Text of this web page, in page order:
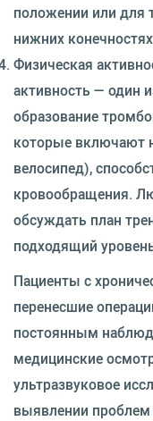
положении или для
нижних
Физическая
активность — один
образование
которые включают
велосипед),
кровообращения.
обсуждать план
подходящий
Пациенты с
перенесшие
постоянным
медицинские
ультразвуковое
выявлении